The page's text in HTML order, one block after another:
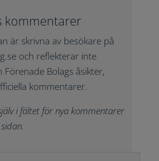
kommentarer
är skrivna av besökare på
och reflekterar inte
Förenade Bolags åsikter,
kommentarer.
i fältet för nya kommentarer